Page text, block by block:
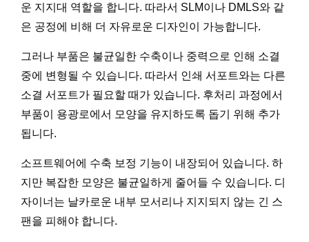
운 지지대 역할을 합니다. 따라서 SLM이나 DMLS와 같
은 공정에 비해 더 자유로운 디자인이 가능합니다.
그러나 부품은 불균일한 수축이나 중력으로 인해 소결
중에 변형될 수 있습니다. 따라서 인쇄 서포트와는 다른
소결 서포트가 필요할 때가 있습니다. 후처리 과정에서
부품이 용광로에서 모양을 유지하도록 돕기 위해 추가
됩니다.
소프트웨어에 수축 보정 기능이 내장되어 있습니다. 하
지만 복잡한 모양은 불균일하게 줄어들 수 있습니다. 디
자이너는 날카로운 내부 모서리나 지지되지 않는 긴 스
팬을 피해야 합니다.